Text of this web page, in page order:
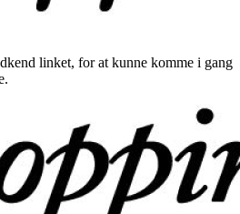
linket, for at kunne komme i gang